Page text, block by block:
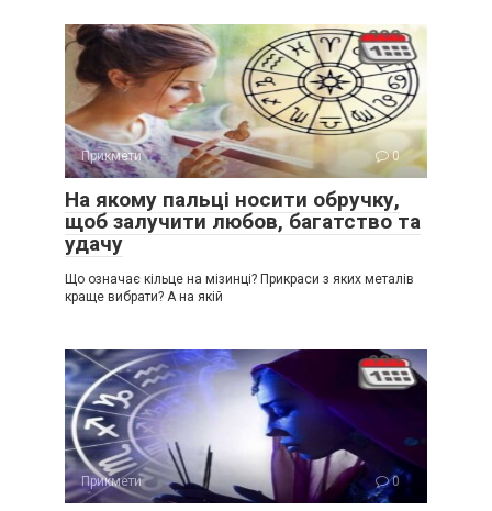
Прикмети 0
На якому пальці носити обручку,
щоб залучити любов, багатство та
удачу
Що означає кільце на мізинці? Прикраси з яких металів
краще вибрати? А на якій
Прикмети 0